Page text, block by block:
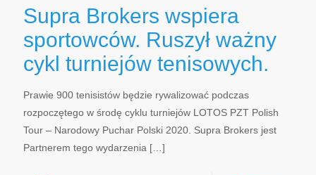
Supra Brokers wspiera
sportowców. Ruszył ważny
cykl turniejów tenisowych.
Prawie 900 tenisistów będzie rywalizować podczas
rozpoczętego w środę cyklu turniejów LOTOS PZT Polish
Tour – Narodowy Puchar Polski 2020. Supra Brokers jest
Partnerem tego wydarzenia […]